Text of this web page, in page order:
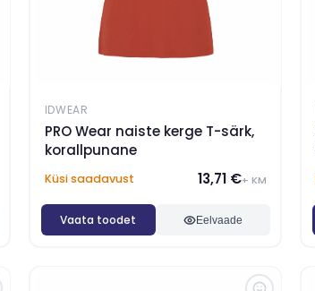
IDWEAR
PRO Wear naiste kerge T-särk,
korallpunane
Küsi saadavust 13,71 €+ KM
Vaata toodet Eelvaade